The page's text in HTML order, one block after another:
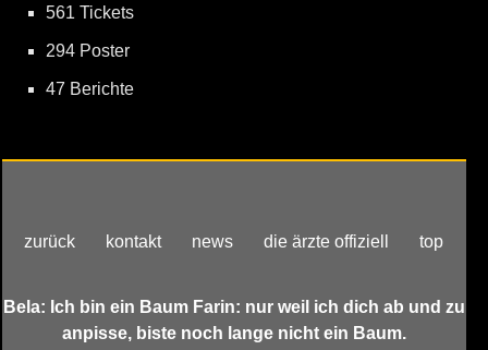
561 Tickets
294 Poster
47 Berichte
zurück kontakt news die ärzte offiziell top
Bela: Ich bin ein Baum Farin: nur weil ich dich ab und zu
anpisse, biste noch lange nicht ein Baum.